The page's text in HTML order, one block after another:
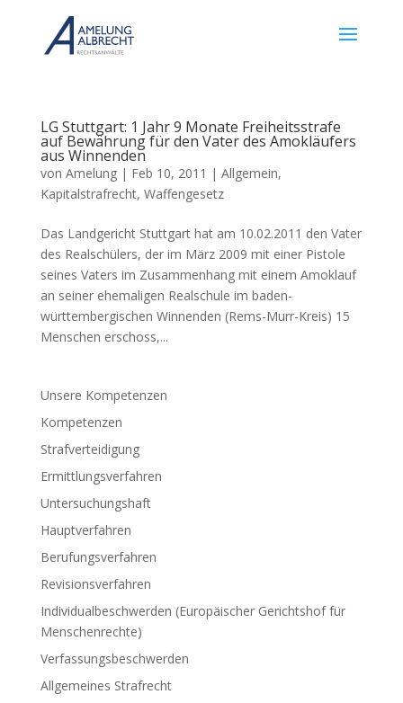
LG Stuttgart: 1 Jahr 9 Monate Freiheitsstrafe
auf Bewährung für den Vater des Amokläufers
aus Winnenden
von Amelung| Feb 10, 2011 | Allgemein,
Kapitalstrafrecht, Waffengesetz
Das Landgericht Stuttgart hat am 10.02.2011 den Vater
des Realschülers, der im März 2009 mit einer Pistole
seines Vaters im Zusammenhang mit einem Amoklauf
an seiner ehemaligen Realschule im baden-
württembergischen Winnenden (Rems-Murr-Kreis) 15
Menschen erschoss,...
Unsere Kompetenzen
Kompetenzen
Strafverteidigung
Ermittlungsverfahren
Untersuchungshaft
Hauptverfahren
Berufungsverfahren
Revisionsverfahren
Individualbeschwerden (Europäischer Gerichtshof für
Menschenrechte)
Verfassungsbeschwerden
Allgemeines Strafrecht